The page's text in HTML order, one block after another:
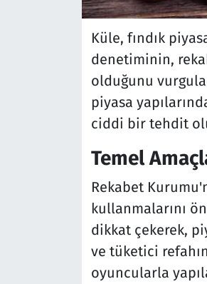
Küle, fındık
denetiminin,
olduğunu
piyasa
ciddi bir tehdit
Temel
Rekabet
kullanmalarını
dikkat çekerek,
ve tüketici
oyuncularla